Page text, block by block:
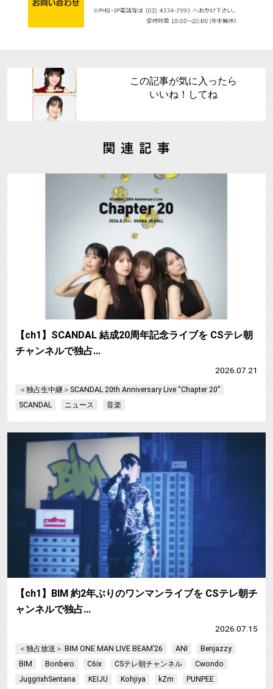
この記事が気に入ったら
いいね！してね
【ch1】SCANDAL 結成20周年記念ライブを CSテレ朝
チャンネルで独占…
2026.07.21
＜独占生中継＞SCANDAL 20th Anniversary Live “Chapter 20”
SCANDAL
ニュース 音楽
【ch1】BIM 約2年ぶりのワンマンライブを CSテレ朝チ
ャンネルで独占…
2026.07.15
＜独占放送＞ BIM ONE MAN LIVE BEAM’26 ANI
Benjazzy
BIM
Bonbero C6ix CSテレ朝チャンネル
Cwondo
JuggrixhSentana
KEIJU Kohjiya kZm
PUNPEE